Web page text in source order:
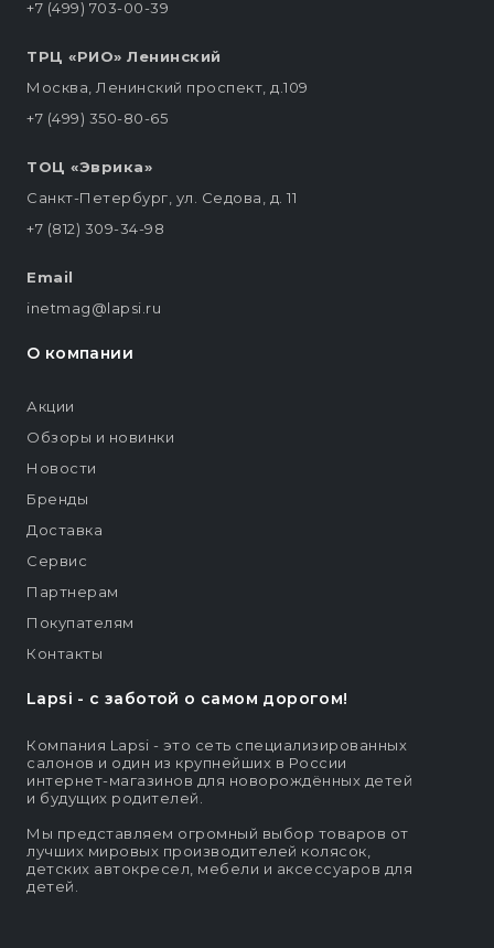
Lapsi - c заботой о самом дорогом!
Компания Lapsi - это сеть специализированных
салонов и один из крупнейших в России
интернет-магазинов для новорождённых детей
и будущих родителей.
Мы представляем огромный выбор товаров от
лучших мировых производителей колясок,
детских автокресел, мебели и аксессуаров для
детей.
+7 (499) 703-00-39
ТРЦ «РИО» Ленинский
Москва, Ленинский проспект, д.109
+7 (499) 350-80-65
ТОЦ «Эврика»
Санкт-Петербург, ул. Седова, д. 11
+7 (812) 309-34-98
Email
inetmag@lapsi.ru
О компании
Акции
Обзоры и новинки
Новости
Бренды
Доставка
Сервис
Партнерам
Покупателям
Контакты